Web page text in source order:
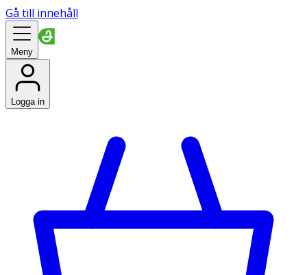
Gå till innehåll
Meny
Logga in